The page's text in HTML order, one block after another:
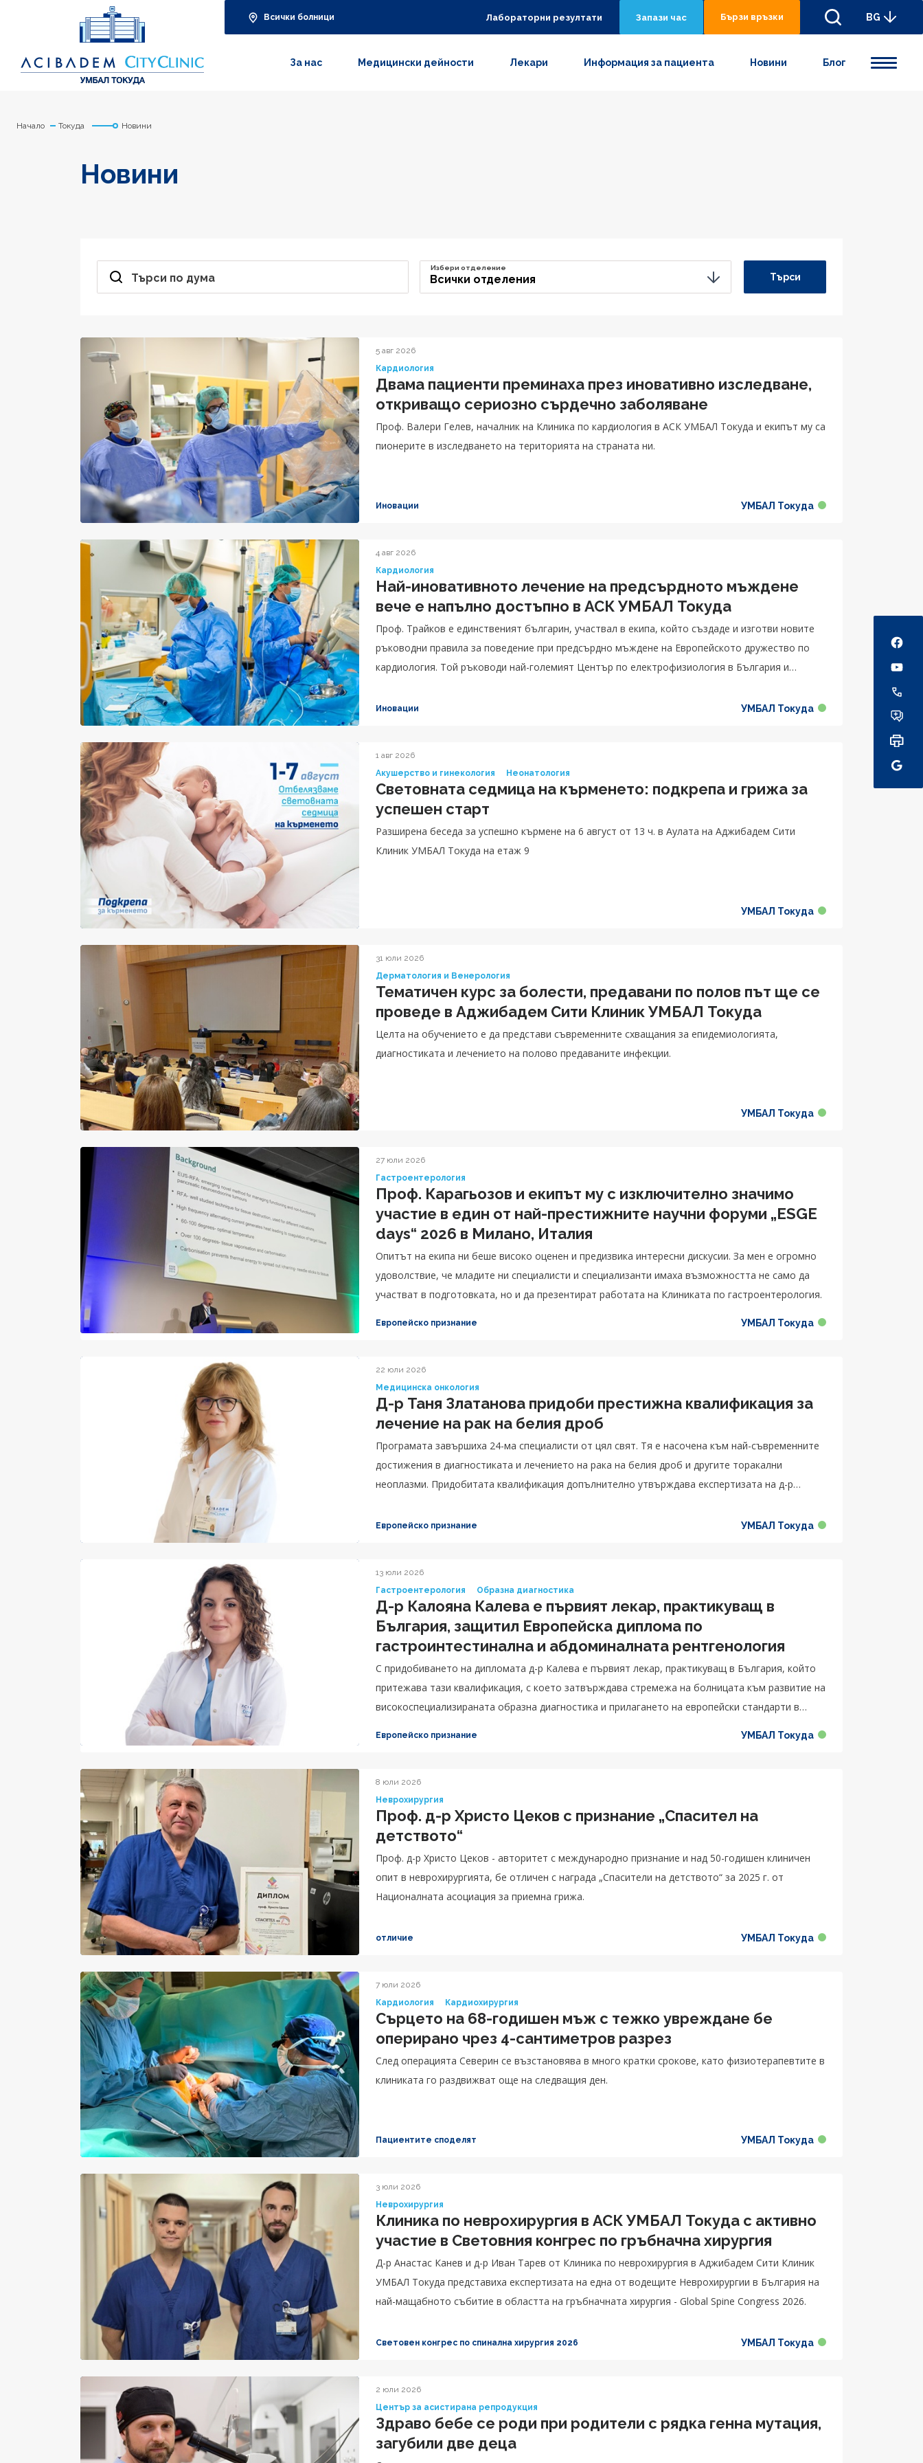
Всички болници Лабораторни резултати Запази час Бързи връзки BG
За нас Медицински дейности Лекари Информация за пациента Новини Блог
Начало Токуда Новини
Новини
Търси по дума Всички отделения
Избери отделение
Търси
5 авг 2026
Кардиология
Двама пациенти преминаха през иновативно изследване,
откриващо сериозно сърдечно заболяване
Проф. Валери Гелев, началник на Клиника по кардиология в АСК УМБАЛ Токуда и екипът му са
пионерите в изследването на територията на страната ни.
Иновации УМБАЛ Токуда
4 авг 2026
Кардиология
Най-иновативното лечение на предсърдното мъждене
вече е напълно достъпно в АСК УМБАЛ Токуда
Проф. Трайков е единственият българин, участвал в екипа, който създаде и изготви новите
ръководни правила за поведение при предсърдно мъждене на Европейското дружество по
кардиология. Той ръководи най-големият Център по електрофизиология в България и
Иновации УМБАЛ Токуда
1 авг 2026
Акушерство и гинекология
Неонатология
Световната седмица на кърменето: подкрепа и грижа за
успешен старт
Разширена беседа за успешно кърмене на 6 август от 13 ч. в Аулата на Аджибадем Сити
Клиник УМБАЛ Токуда на етаж 9
УМБАЛ Токуда
31 юли 2026
Дерматология и Венерология
Тематичен курс за болести, предавани по полов път ще се
проведе в Аджибадем Сити Клиник УМБАЛ Токуда
Целта на обучението е да представи съвременните схващания за епидемиологията,
диагностиката и лечението на полово предаваните инфекции.
УМБАЛ Токуда
27 юли 2026
Гастроентерология
Проф. Карагьозов и екипът му с изключително значимо
участие в един от най-престижните научни форуми „ESGE
days“ 2026 в Милано, Италия
Опитът на екипа ни беше високо оценен и предизвика интересни дискусии. За мен е огромно
удоволствие, че младите ни специалисти и специализанти имаха възможността не само да
участват в подготовката, но и да презентират работата на Клиниката по гастроентерология.
Европейско признание УМБАЛ Токуда
22 юли 2026
Медицинска онкология
Д-р Таня Златанова придоби престижна квалификация за
лечение на рак на белия дроб
Програмата завършиха 24-ма специалисти от цял свят. Тя е насочена към най-съвременните
достижения в диагностиката и лечението на рака на белия дроб и другите торакални
неоплазми. Придобитата квалификация допълнително утвърждава експертизата на д-р
Европейско признание УМБАЛ Токуда
13 юли 2026
Гастроентерология
Образна диагностика
Д-р Калояна Калева е първият лекар, практикуващ в
България, защитил Европейска диплома по
гастроинтестинална и абдоминалната рентгенология
С придобиването на дипломата д-р Калева е първият лекар, практикуващ в България, който
притежава тази квалификация, с което затвърждава стремежа на болницата към развитие на
високоспециализираната образна диагностика и прилагането на европейски стандарти в
Европейско признание УМБАЛ Токуда
8 юли 2026
Неврохирургия
Проф. д-р Христо Цеков с признание „Спасител на
детството“
Проф. д-р Христо Цеков - авторитет с международно признание и над 50-годишен клиничен
опит в неврохирургията, бе отличен с награда „Спасители на детството“ за 2025 г. от
Националната асоциация за приемна грижа.
отличие УМБАЛ Токуда
7 юли 2026
Кардиология
Кардиохирургия
Сърцето на 68-годишен мъж с тежко увреждане бе
оперирано чрез 4-сантиметров разрез
След операцията Северин се възстановява в много кратки срокове, като физиотерапевтите в
клиниката го раздвижват още на следващия ден.
Пациентите споделят УМБАЛ Токуда
3 юли 2026
Неврохирургия
Клиника по неврохирургия в АСК УМБАЛ Токуда с активно
участие в Световния конгрес по гръбначна хирургия
Д-р Анастас Канев и д-р Иван Тарев от Клиника по неврохирургия в Аджибадем Сити Клиник
УМБАЛ Токуда представиха експертизата на една от водещите Неврохирургии в България на
най-мащабното събитие в областта на гръбначната хирургия - Global Spine Congress 2026.
Световен конгрес по спинална хирургия 2026 УМБАЛ Токуда
2 юли 2026
Център за асистирана репродукция
Здраво бебе се роди при родители с рядка генна мутация,
загубили две деца